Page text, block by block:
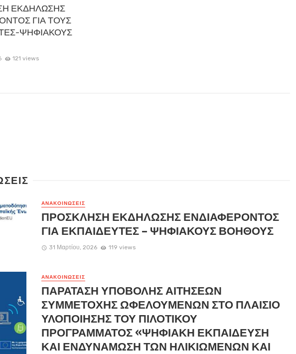
ΕΚΔΗΛΩΣΗΣ
ΓΙΑ ΤΟΥΣ
ΨΗΦΙΑΚΟΥΣ
121 views
ΑΝΑΚΟΙΝΏΣΕΙΣ
ΠΡΟΣΚΛΗΣΗ ΕΚΔΗΛΩΣΗΣ ΕΝΔΙΑΦΕΡΟΝΤΟΣ
ΓΙΑ ΕΚΠΑΙΔΕΥΤΕΣ – ΨΗΦΙΑΚΟΥΣ ΒΟΗΘΟΥΣ
31 Μαρτίου, 2026 119 views
ΑΝΑΚΟΙΝΏΣΕΙΣ
ΠΑΡΑΤΑΣΗ ΥΠΟΒΟΛΗΣ ΑΙΤΗΣΕΩΝ
ΣΥΜΜΕΤΟΧΗΣ ΩΦΕΛΟΥΜΕΝΩΝ ΣΤΟ ΠΛΑΙΣΙΟ
ΥΛΟΠΟΙΗΣΗΣ ΤΟΥ ΠΙΛΟΤΙΚΟΥ
ΠΡΟΓΡΑΜΜΑΤΟΣ «ΨΗΦΙΑΚΗ ΕΚΠΑΙΔΕΥΣΗ
ΚΑΙ ΕΝΔΥΝΑΜΩΣΗ ΤΩΝ ΗΛΙΚΙΩΜΕΝΩΝ ΚΑΙ